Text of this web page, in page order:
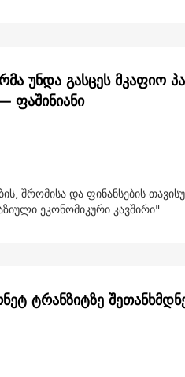
უნდა გასცეს მკაფიო
ფაშინიანი
შრომისა და ფინანსების
ეკონომიკური კავშირი"
ტრანზიტზე